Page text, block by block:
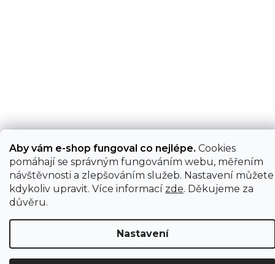
Aby vám e-shop fungoval co nejlépe. Cookies
pomáhají se správným fungováním webu, měřením
návštěvnosti a zlepšováním služeb. Nastavení můžete
kdykoliv upravit. Více informací zde. Děkujeme za
důvěru.
Nastavení